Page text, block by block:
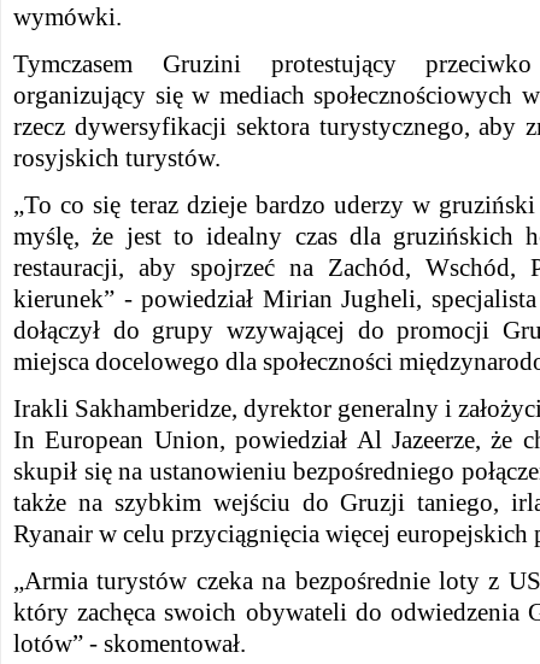
wymówki.
Tymczasem Gruzini protestujący
organizujący się w mediach społecznościowych
rzecz dywersyfikacji sektora turystycznego, aby
rosyjskich turystów.
„To co się teraz dzieje bardzo uderzy w
myślę, że jest to idealny czas dla gruzińskich
restauracji, aby spojrzeć na Zachód, Wschód,
kierunek” - powiedział Mirian Jugheli,
dołączył do grupy wzywającej do promocji
miejsca docelowego dla społeczności
Irakli Sakhamberidze, dyrektor generalny i
In European Union, powiedział Al Jazeerze, że
skupił się na ustanowieniu bezpośredniego
także na szybkim wejściu do Gruzji taniego,
Ryanair w celu przyciągnięcia więcej europejskich
„Armia turystów czeka na bezpośrednie loty z
który zachęca swoich obywateli do odwiedzenia
lotów” - skomentował.